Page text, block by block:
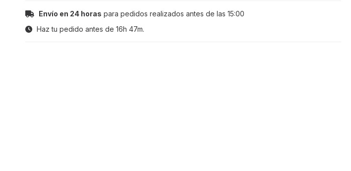
Envío en 24 horas para pedidos realizados antes de las 15:00
Haz tu pedido antes de 16h 47m.